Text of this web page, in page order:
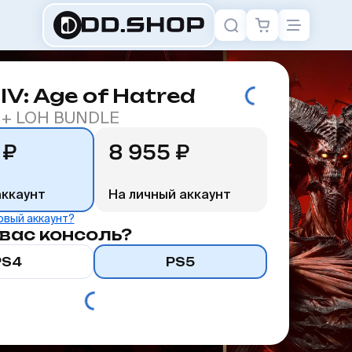
Age of Hatred
LOH BUNDLE
8 955 ₽
На личный аккаунт
аккаунт?
консоль?
PS5